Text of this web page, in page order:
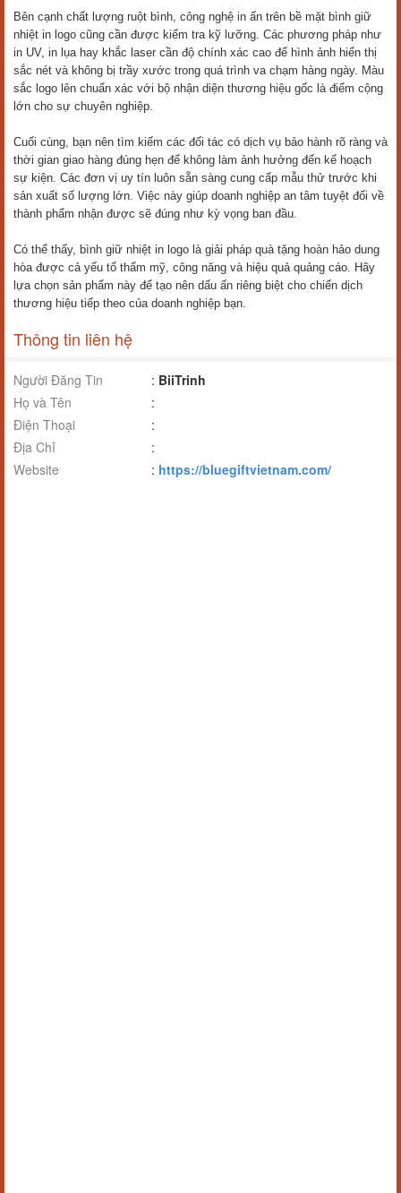
Bên cạnh chất lượng ruột bình, công nghệ in ấn trên bề mặt bình giữ
nhiệt in logo cũng cần được kiểm tra kỹ lưỡng. Các phương pháp như
in UV, in lụa hay khắc laser cần độ chính xác cao để hình ảnh hiển thị
sắc nét và không bị trầy xước trong quá trình va chạm hàng ngày. Màu
sắc logo lên chuẩn xác với bộ nhận diện thương hiệu gốc là điểm cộng
lớn cho sự chuyên nghiệp.
Cuối cùng, bạn nên tìm kiếm các đối tác có dịch vụ bảo hành rõ ràng và
thời gian giao hàng đúng hẹn để không làm ảnh hưởng đến kế hoạch
sự kiện. Các đơn vị uy tín luôn sẵn sàng cung cấp mẫu thử trước khi
sản xuất số lượng lớn. Việc này giúp doanh nghiệp an tâm tuyệt đối về
thành phẩm nhận được sẽ đúng như kỳ vọng ban đầu.
Có thể thấy, bình giữ nhiệt in logo là giải pháp quà tặng hoàn hảo dung
hòa được cả yếu tố thẩm mỹ, công năng và hiệu quả quảng cáo. Hãy
lựa chọn sản phẩm này để tạo nên dấu ấn riêng biệt cho chiến dịch
thương hiệu tiếp theo của doanh nghiệp bạn.
Thông tin liên hệ
Người Đăng Tin : BiiTrinh
Họ và Tên
:
Điện Thoại
:
Địa Chỉ
:
Website
: https://bluegiftvietnam.com/